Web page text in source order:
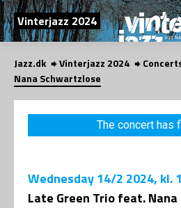
Vinterjazz 2024
Jazz.dk Vinterjazz 2024
Nana Schwartzlose
The concert has
Wednesday14/2 2024, kl.
Late Green Trio feat.